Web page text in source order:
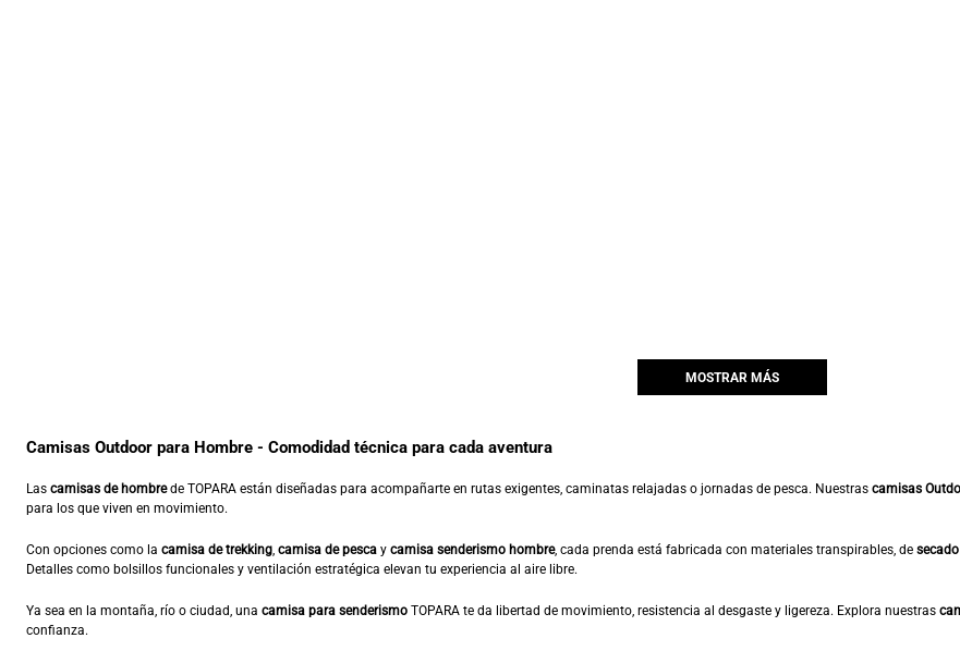
MOSTRAR MÁS
Camisas Outdoor para Hombre - Comodidad técnica para cada aventura
Las camisas de hombrede TOPARA están diseñadas para acompañarte en rutas exigentes, caminatas relajadas o jornadas de pesca. Nuestras camisas
para los que viven en movimiento.
Con opciones como la camisa de trekking, camisa de pesca y camisa senderismo hombre, cada prenda está fabricada con materiales transpirables, de
Detalles como bolsillos funcionales y ventilación estratégica elevan tu experiencia al aire libre.
Ya sea en la montaña, río o ciudad, una camisa para senderismo TOPARA te da libertad de movimiento, resistencia al desgaste y ligereza. Explora nuestras
confianza.